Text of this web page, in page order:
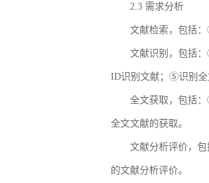
2.3 需求分析
文献检索，包括
文献识别，包括
ID识别文献；⑤识别全
全文获取，包括
全文文献的获取。
文献分析评价，
的文献分析评价。